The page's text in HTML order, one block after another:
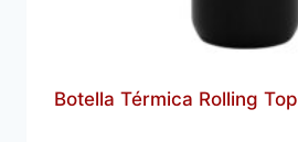
Botella Térmica Rolling Top